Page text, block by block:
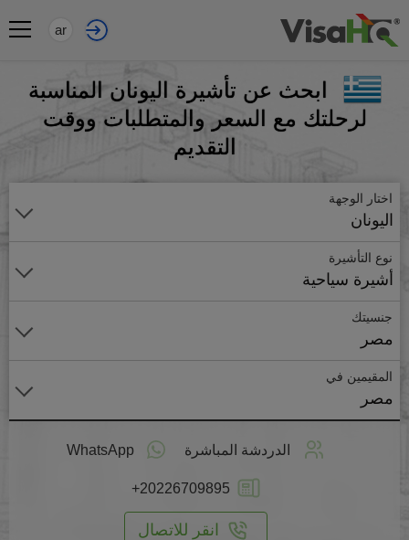
ar
ابحث عن تأشيرة اليونان المناسبة
لرحلتك مع السعر والمتطلبات ووقت
التقديم
اختار الوجهة
اليونان
نوع التأشيرة
أشيرة سياحية
جنسيتك
مصر
المقيمين في
مصر
الدردشة المباشرة WhatsApp
+20226709895
انقر للاتصال